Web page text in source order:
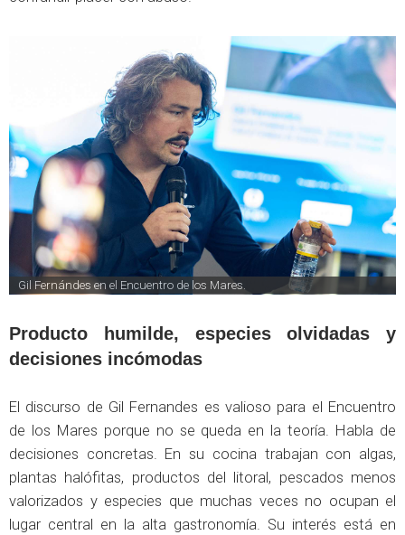
Gil Fernándes en el Encuentro de los Mares.
Producto humilde, especies olvidadas y
decisiones incómodas
El discurso de Gil Fernandes es valioso para el Encuentro
de los Mares porque no se queda en la teoría. Habla de
decisiones concretas. En su cocina trabajan con algas,
plantas halófitas, productos del litoral, pescados menos
valorizados y especies que muchas veces no ocupan el
lugar central en la alta gastronomía. Su interés está en